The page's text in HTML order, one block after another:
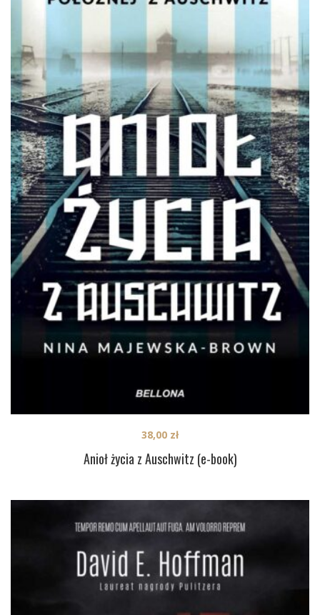
Anioł życia z Auschwitz (e-book)
38,00 zł